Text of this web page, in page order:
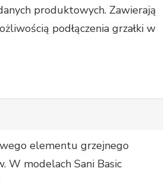
produktowych. Zawierają
podłączenia grzałki w
elementu grzejnego
W modelach Sani Basic